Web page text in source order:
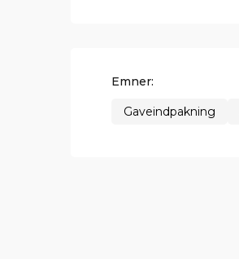
Emner:
Gaveindpakning